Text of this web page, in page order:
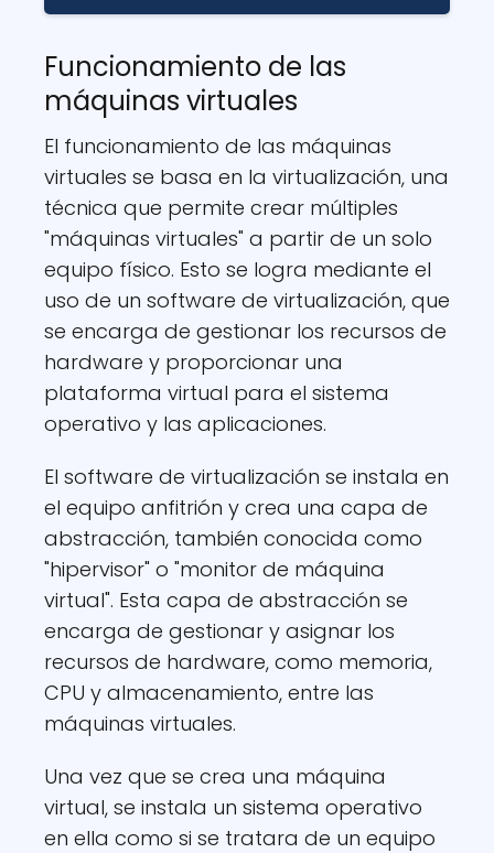
Funcionamiento de las
máquinas virtuales
El funcionamiento de las máquinas
virtuales se basa en la virtualización, una
técnica que permite crear múltiples
"máquinas virtuales" a partir de un solo
equipo físico. Esto se logra mediante el
uso de un software de virtualización, que
se encarga de gestionar los recursos de
hardware y proporcionar una
plataforma virtual para el sistema
operativo y las aplicaciones.
El software de virtualización se instala en
el equipo anfitrión y crea una capa de
abstracción, también conocida como
"hipervisor" o "monitor de máquina
virtual". Esta capa de abstracción se
encarga de gestionar y asignar los
recursos de hardware, como memoria,
CPU y almacenamiento, entre las
máquinas virtuales.
Una vez que se crea una máquina
virtual, se instala un sistema operativo
en ella como si se tratara de un equipo